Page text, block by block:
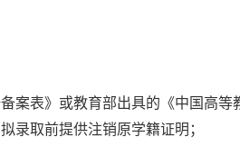
案表》或教育部出具的《中国高等
录取前提供注销原学籍证明；